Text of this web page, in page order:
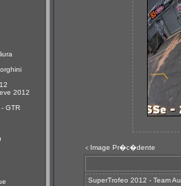
2012
GTR
< Image Pr�c�dente
SuperTrofeo 2012 - Team